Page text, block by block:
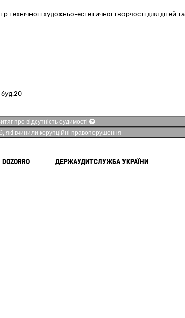
і художньо-естетичної творчості для дітей
буд.20
про відсутність судимості
які вчинили корупційні правопорушення
DOZORRO ДЕРЖАУДИТСЛУЖБА УКРАЇНИ